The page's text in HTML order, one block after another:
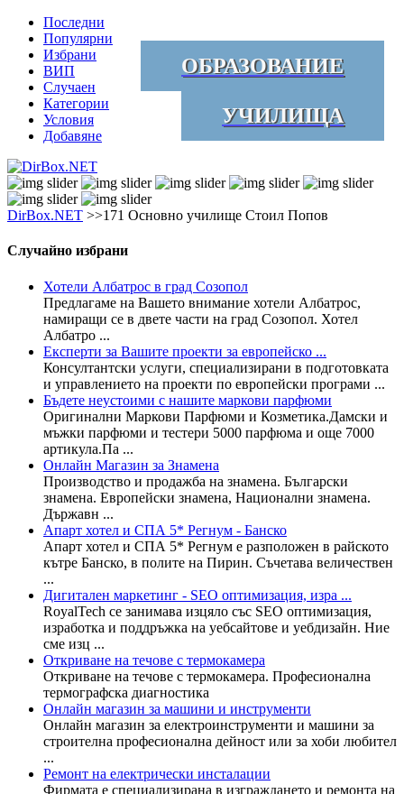
Последни
Популярни
Избрани
ВИП
Случаен
Категории
Условия
Добавяне
ОБРАЗОВАНИЕ
УЧИЛИЩА
DirBox.NET >>171 Основно училище Стоил Попов
Случайно избрани
Хотели Албатрос в град Созопол
Предлагаме на Вашето внимание хотели Албатрос,
намиращи се в двете части на град Созопол. Хотел
Албатро ...
Експерти за Вашите проекти за европейско ...
Консултантски услуги, специализирани в подготовката
и управлението на проекти по европейски програми ...
Бъдете неустоими с нашите маркови парфюми
Оригинални Маркови Парфюми и Козметика.Дамски и
мъжки парфюми и тестери 5000 парфюма и още 7000
артикула.Па ...
Онлайн Магазин за Знамена
Производство и продажба на знамена. Български
знамена. Европейски знамена, Национални знамена.
Държавн ...
Апарт хотел и СПА 5* Регнум - Банско
Апарт хотел и СПА 5* Регнум е разположен в райското
кътре Банско, в полите на Пирин. Съчетава величествен
...
Дигитален маркетинг - SEO оптимизация, изра ...
RoyalTech се занимава изцяло със SEO оптимизация,
изработка и поддръжка на уебсайтове и уебдизайн. Ние
сме изц ...
Откриване на течове с термокамера
Откриване на течове с термокамера. Професионална
термографска диагностика
Онлайн магазин за машини и инструменти
Онлайн магазин за електроинструменти и машини за
строителна професионална дейност или за хоби любител
...
Ремонт на електрически инсталации
Фирмата е специализирана в изграждането и ремонта на